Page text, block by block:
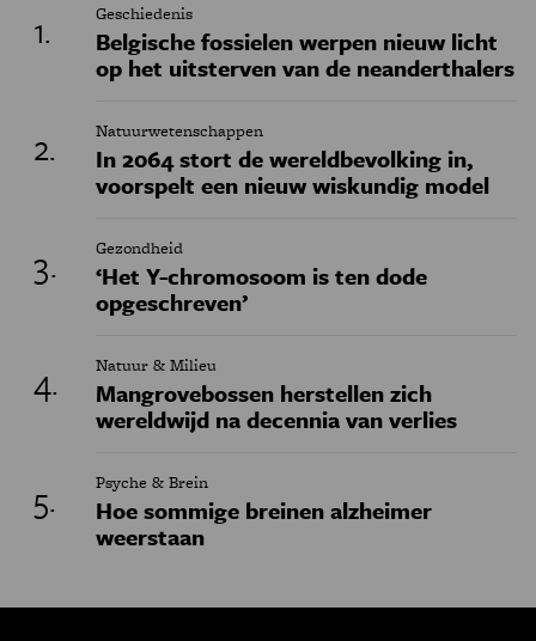
Geschiedenis
Belgische fossielen werpen nieuw licht
op het uitsterven van de neanderthalers
Natuurwetenschappen
In 2064 stort de wereldbevolking in,
voorspelt een nieuw wiskundig model
Gezondheid
‘Het Y-chromosoom is ten dode
opgeschreven’
Natuur & Milieu
Mangrovebossen herstellen zich
wereldwijd na decennia van verlies
Psyche & Brein
Hoe sommige breinen alzheimer
weerstaan